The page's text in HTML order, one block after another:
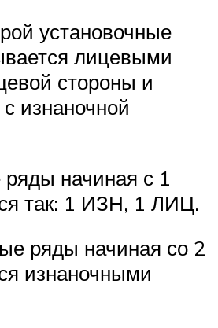
установочные
лицевыми
стороны и
изнаночной
начиная с 1
так: 1 ИЗН, 1 ЛИЦ.
ряды начиная со 2
изнаночными